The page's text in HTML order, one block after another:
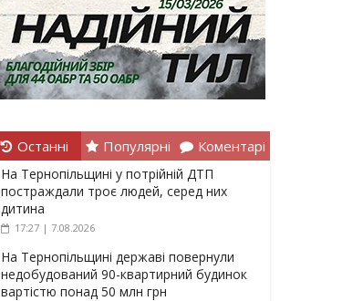
Останні Популярні Коментарі
На Тернопільщині у потрійній ДТП
постраждали троє людей, серед них
дитина
17:27 | 7.08.2026
На Тернопільщині державі повернули
недобудований 90-квартирний будинок
вартістю понад 50 млн грн